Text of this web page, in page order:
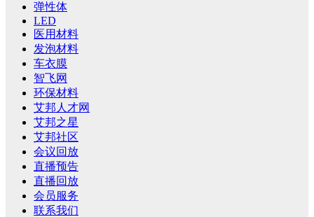
弹性体
LED
医用材料
发泡材料
车衣膜
智飞网
环保材料
艾邦人才网
艾邦之星
艾邦社区
会议回放
直播预告
直播回放
会员服务
联系我们